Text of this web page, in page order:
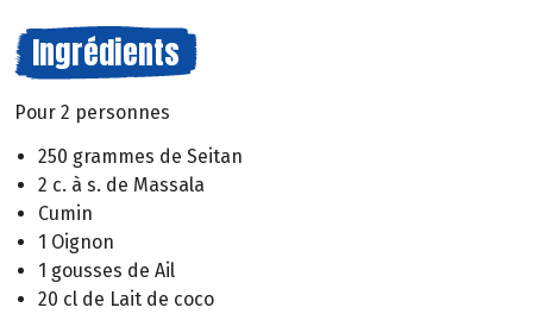
Ingrédients
Pour 2 personnes
250 grammes de Seitan
2 c. à s. de Massala
Cumin
1 Oignon
1 gousses de Ail
20 cl de Lait de coco